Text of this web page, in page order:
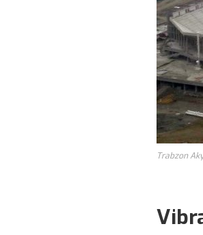
Trabzon